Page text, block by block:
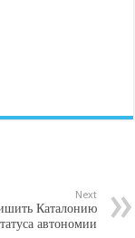
Next
Каталонию
автономии